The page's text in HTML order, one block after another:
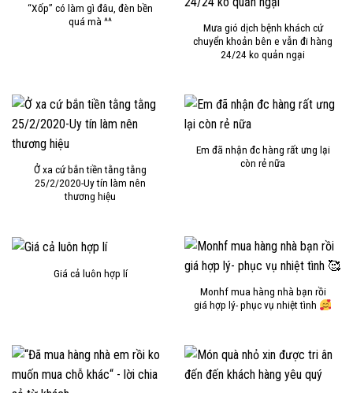
“Xốp” có làm gì đâu, đèn bền
quá mà ^^
Mưa gió dịch bệnh khách cứ
chuyển khoản bên e vẫn đi hàng
24/24 ko quản ngại
Ở xa cứ bắn tiền tằng tằng
25/2/2020-Uy tín làm nên
thương hiệu
Em đã nhận đc hàng rất ưng lại
còn rẻ nữa
Giá cả luôn hợp lí
Monhf mua hàng nhà bạn rồi
giá hợp lý- phục vụ nhiệt tình